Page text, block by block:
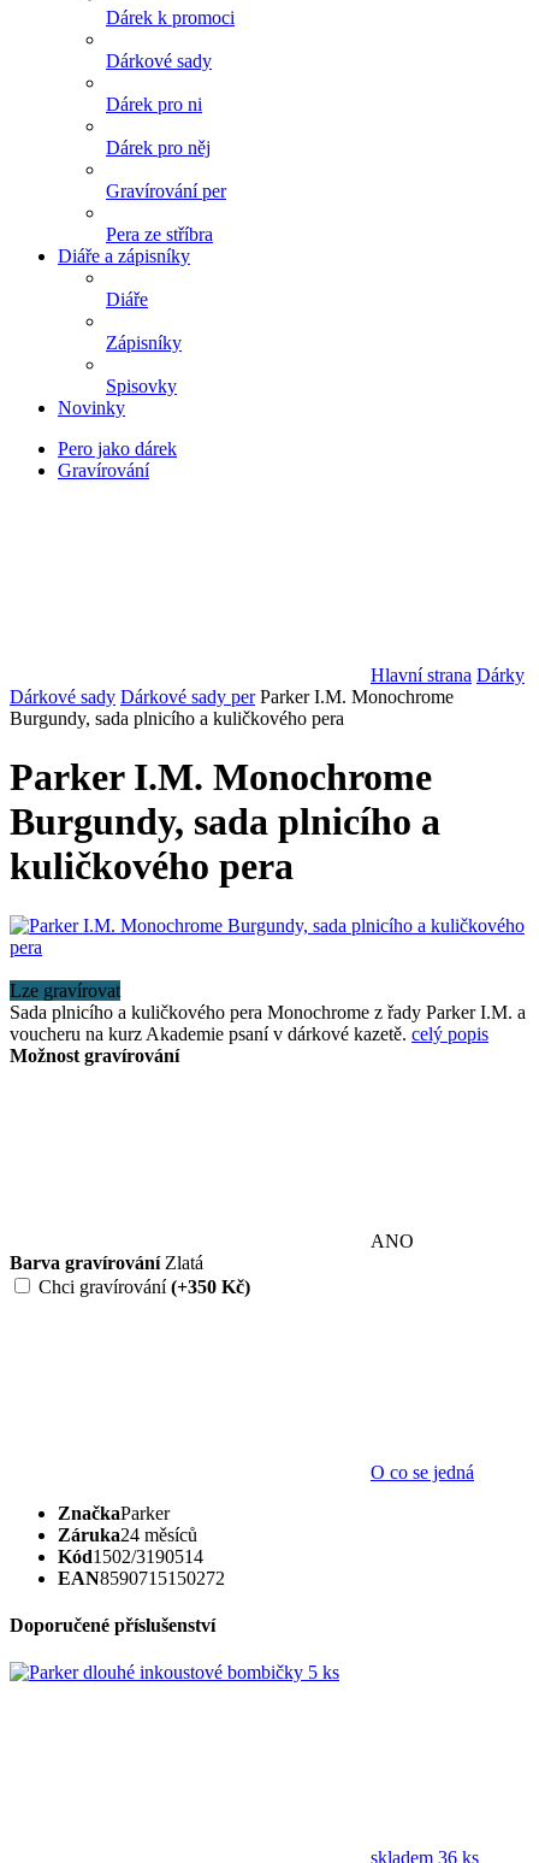
Dárek k promoci
Dárkové sady
Dárek pro ni
Dárek pro něj
Gravírování per
Pera ze stříbra
Diáře a zápisníky
Diáře
Zápisníky
Spisovky
Novinky
Pero jako dárek
Gravírování
Hlavní strana Dárky
Dárkové sady Dárkové sady per Parker I.M. Monochrome
Burgundy, sada plnicího a kuličkového pera
Parker I.M. Monochrome
Burgundy, sada plnicího a
kuličkového pera
Lze gravírovat
Sada plnicího a kuličkového pera Monochrome z řady Parker I.M. a
voucheru na kurz Akademie psaní v dárkové kazetě. celý popis
Možnost gravírování
ANO
Barva gravírování Zlatá
Chci gravírování(+350 Kč)
O co se jedná
ZnačkaParker
Záruka24 měsíců
Kód1502/3190514
EAN8590715150272
Doporučené příslušenství
skladem 36 ks